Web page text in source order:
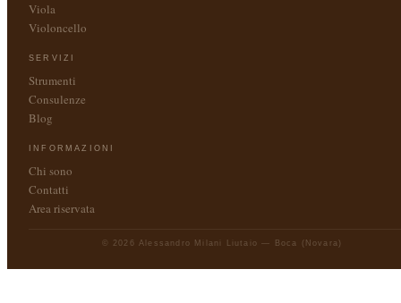
Viola
Violoncello
SERVIZI
Strumenti
Consulenze
Blog
INFORMAZIONI
Chi sono
Contatti
Area riservata
© 2026 Alessandro Milani Liutaio — Boca (Novara)